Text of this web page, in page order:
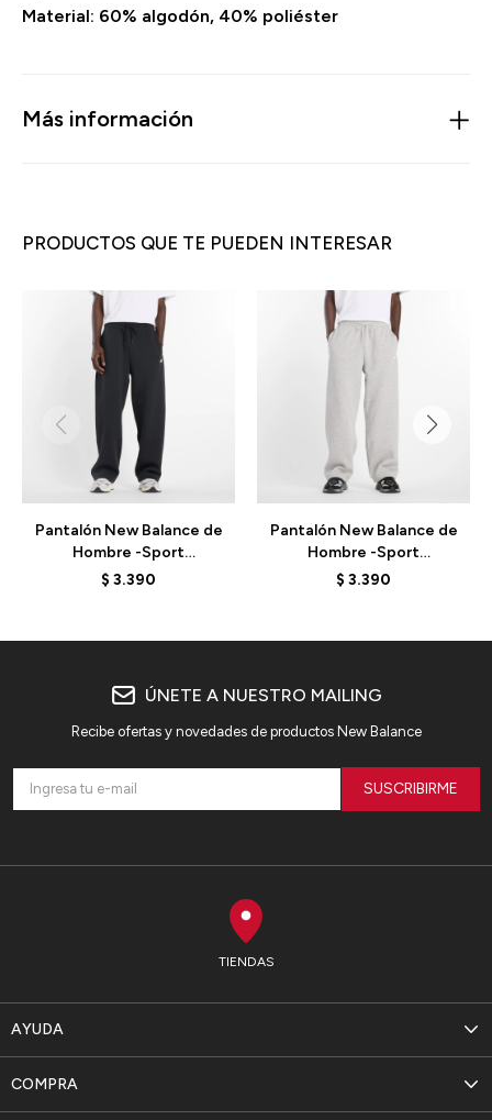
Material: 60% algodón, 40% poliéster
Más información
PRODUCTOS QUE TE PUEDEN INTERESAR
Pantalón New Balance de
Hombre -Sport
Essentials- MP53506BK -
$ 3.390
Pantalón New Balance de
Hombre -Sport
Essentials- MP53506AG -
$ 3.390
TIENDAS
AYUDA
COMPRA
ÚNETE A NUESTRO MAILING
Recibe ofertas y novedades de productos New Balance
SUSCRIBIRME